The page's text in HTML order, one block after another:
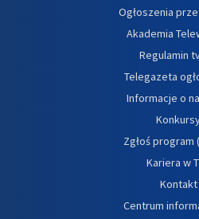
Ogłoszenia
Akademia
Regulamin
Telegazeta
Informacje o
Zgłoś program
Kariera w
Kontakt
Centrum